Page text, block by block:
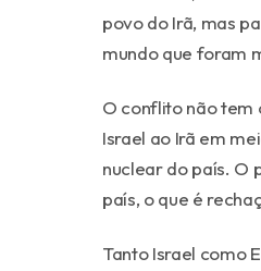
povo do Irã, mas
mundo que foram
O conflito não tem
Israel ao Irã em
nuclear do país. O
país, o que é
Tanto Israel como